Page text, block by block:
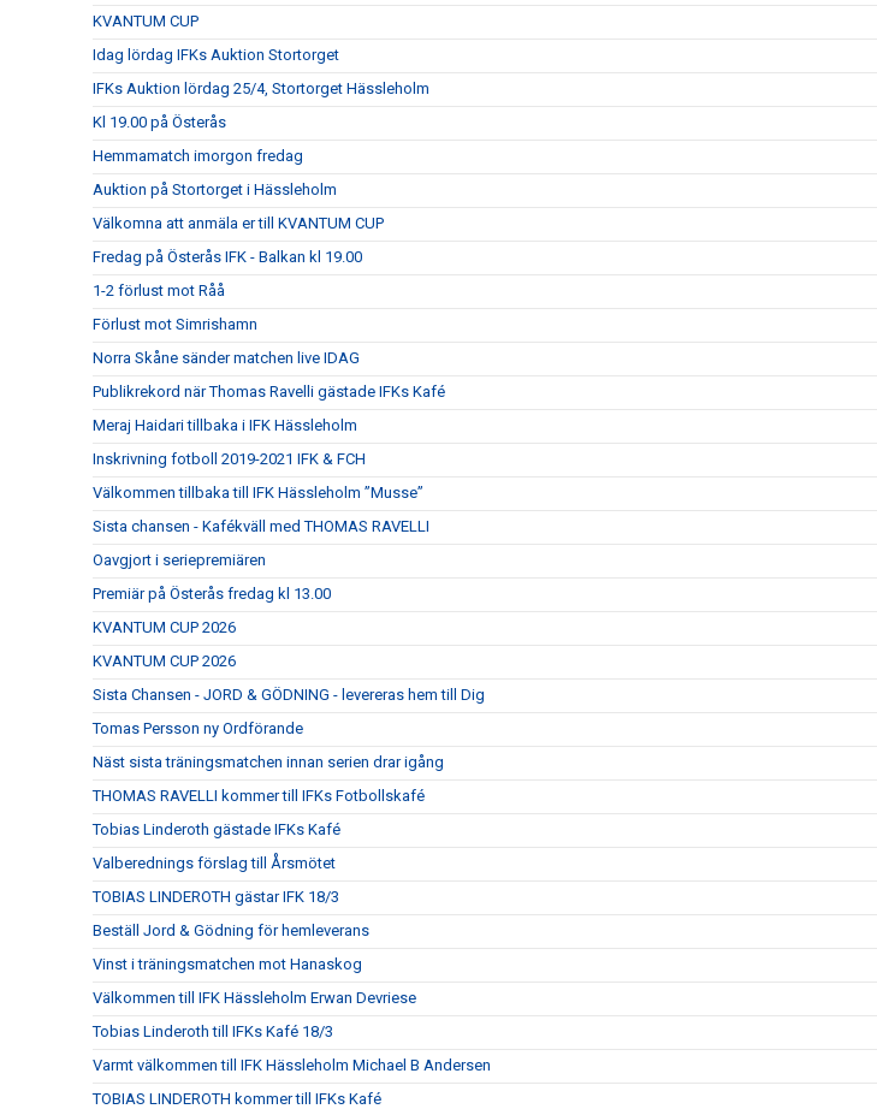
KVANTUM CUP
Idag lördag IFKs Auktion Stortorget
IFKs Auktion lördag 25/4, Stortorget Hässleholm
Kl 19.00 på Österås
Hemmamatch imorgon fredag
Auktion på Stortorget i Hässleholm
Välkomna att anmäla er till KVANTUM CUP
Fredag på Österås IFK - Balkan kl 19.00
1-2 förlust mot Råå
Förlust mot Simrishamn
Norra Skåne sänder matchen live IDAG
Publikrekord när Thomas Ravelli gästade IFKs Kafé
Meraj Haidari tillbaka i IFK Hässleholm
Inskrivning fotboll 2019-2021 IFK & FCH
Välkommen tillbaka till IFK Hässleholm ”Musse”
Sista chansen - Kafékväll med THOMAS RAVELLI
Oavgjort i seriepremiären
Premiär på Österås fredag kl 13.00
KVANTUM CUP 2026
KVANTUM CUP 2026
Sista Chansen - JORD & GÖDNING - levereras hem till Dig
Tomas Persson ny Ordförande
Näst sista träningsmatchen innan serien drar igång
THOMAS RAVELLI kommer till IFKs Fotbollskafé
Tobias Linderoth gästade IFKs Kafé
Valberednings förslag till Årsmötet
TOBIAS LINDEROTH gästar IFK 18/3
Beställ Jord & Gödning för hemleverans
Vinst i träningsmatchen mot Hanaskog
Välkommen till IFK Hässleholm Erwan Devriese
Tobias Linderoth till IFKs Kafé 18/3
Varmt välkommen till IFK Hässleholm Michael B Andersen
TOBIAS LINDEROTH kommer till IFKs Kafé